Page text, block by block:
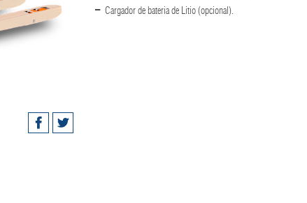
Cargador de bateria de Litio (opcional).